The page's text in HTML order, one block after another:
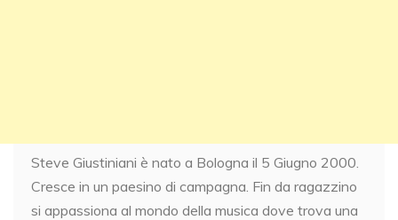
Steve Giustiniani è nato a Bologna il 5 Giugno 2000.
Cresce in un paesino di campagna. Fin da ragazzino
si appassiona al mondo della musica dove trova una